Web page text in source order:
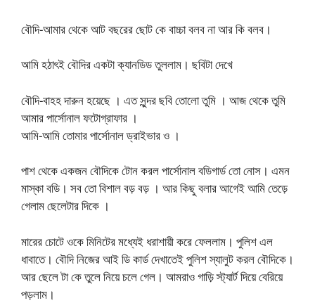
বৌদি-আমার থেকে আট বছরের ছোট কে বাচ্চা বলব না আর কি বলব।
আমি হঠাৎই বৌদির একটা ক্যানডিড তুললাম। ছবিটা দেখে
বৌদি-বাহহ দারুন হয়েছে । এত সুন্দর ছবি তোলো তুমি । আজ থেকে তুমি
আমার পার্সোনাল ফটোগ্রাফার ।
আমি-আমি তোমার পার্সোনাল ড্রাইভার ও ।
পাশ থেকে একজন বৌদিকে টোন করল পার্সোনাল বডিগার্ড তো নোস। এমন
মাস্কা বডি। সব তো বিশাল বড় বড় । আর কিছু বলার আগেই আমি তেড়ে
গেলাম ছেলেটার দিকে ।
মারের চোটে ওকে মিনিটের মধ্যেই ধরাশায়ী করে ফেললাম। পুলিশ এল
ধাবাতে। বৌদি নিজের আই ডি কার্ড দেখাতেই পুলিশ স্যালুট করল বৌদিকে।
আর ছেলে টা কে তুলে নিয়ে চলে গেল। আমরাও গাড়ি স্ট্যার্ট দিয়ে বেরিয়ে
পড়লাম।